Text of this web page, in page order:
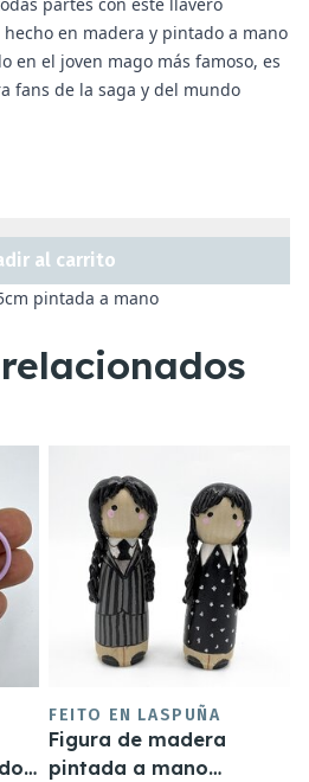
en madera y pintado a mano
en el joven mago más famoso, es
fans de la saga y del mundo
al carrito
pintada a mano
FEITO EN LASPUÑA
Figura de madera
pintada a mano